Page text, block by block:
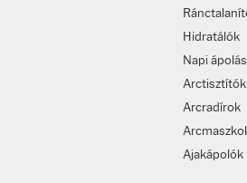
Hidratálók
Napi ápolás
Arctisztítók
Arcradírok
Ajakápolók